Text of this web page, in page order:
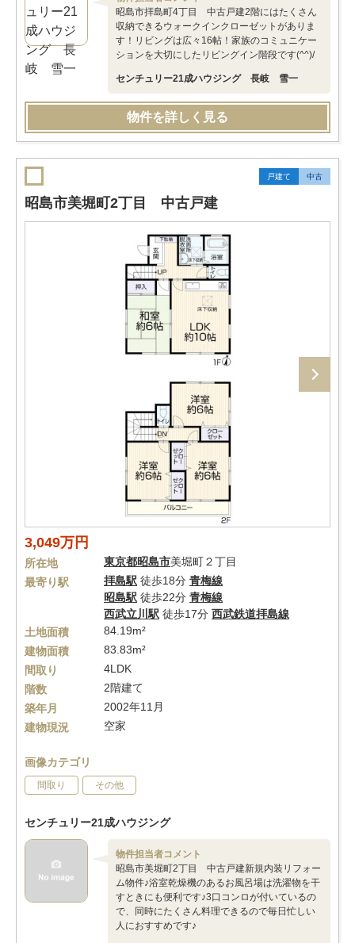
昭島市拝島町4丁目 中古戸建2階にはたくさん
収納できるウォークインクローゼットがありま
す！リビングは広々16帖！家族のコミュニケー
ションを大切にしたリビングイン階段です(^^)/
センチュリー21成ハウジング 長岐 雪一
物件を詳しく見る
戸建て 中古
昭島市美堀町2丁目 中古戸建
3,049万円
所在地 東京都昭島市美堀町２丁目
最寄り駅
拝島駅 徒歩18分 青梅線
昭島駅 徒歩22分 青梅線
西武立川駅 徒歩17分 西武鉄道拝島線
土地面積
84.19m²
建物面積
83.83m²
間取り
4LDK
階数
2階建て
築年月
2002年11月
建物現況
空家
画像カテゴリ
間取り その他
センチュリー21成ハウジング
物件担当者コメント
昭島市美堀町2丁目 中古戸建新規内装リフォー
ム物件♪浴室乾燥機のあるお風呂場は洗濯物を干
すときにも便利です♪3口コンロが付いているの
で、同時にたくさん料理できるので毎日忙しい
人におすすめです♪